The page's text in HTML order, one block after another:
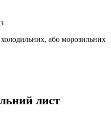
або морозильних
лист